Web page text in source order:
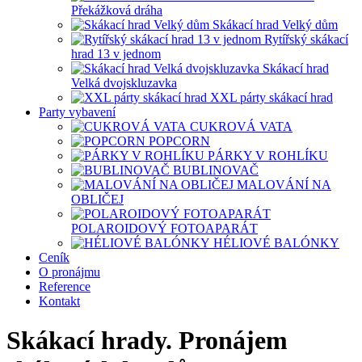
Překážková dráha
Skákací hrad Velký dům
Rytířský skákací
hrad 13 v jednom
Skákací hrad
Velká dvojskluzavka
XXL párty skákací hrad
Party vybavení
CUKROVÁ VATA
POPCORN
PÁRKY V ROHLÍKU
BUBLINOVAČ
MALOVÁNÍ NA
OBLIČEJ
POLAROIDOVÝ FOTOAPARÁT
HÉLIOVÉ BALÓNKY
Ceník
O pronájmu
Reference
Kontakt
Skákací hrady. Pronájem